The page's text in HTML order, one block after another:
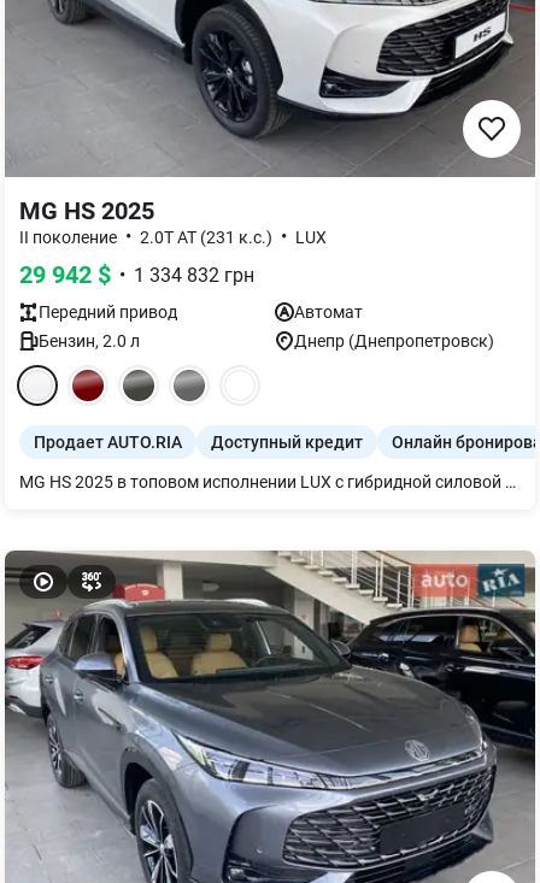
MG HS 2025
II поколение • 2.0T AT (231 к.с.) • LUX
29 942 $ • 1 334 832 грн
Передний привод
Автомат
Бензин, 2.0 л Днепр (Днепропетровск)
Продает AUTO.RIA Доступный кредит Онлайн
MG HS 2025 в топовом исполнении LUX с гибридной силовой установкой 1.5 HEV (160 л.с.) — это изысканный манифест современной британской эстетики и передовых технологий, предлагающий динамику электрокара без каких-либо ограничений в запасе хода. Главная ценность этой модели для покупателя заключается в идеальном балансе между мощностью и экологичностью: интеллектуальная гибридная система обеспечивает мгновенный отклик на педаль газа и впечатляющую топливную экономичность в городском цикле, что существенно снижает стоимость владения. Комплектация LUX превращает каждую поездку в премиальный опыт благодаря роскошной отделке салона мягкой кожей, панорамной крыше, наполняющей пространство светом, и полному пакету систем активной безопасности MG Pilot. Это рациональный и стильный выбор для тех, кто стремится получить максимум инноваций, высокое качество сборки и комфорт бизнес-класса по цене, которая остается значительно привлекательнее, чем у конкурентов, гарантируя при этом уверенность и статус на дороге.